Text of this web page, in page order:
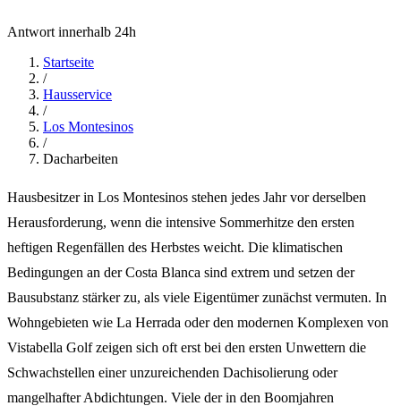
Antwort innerhalb 24h
Startseite
/
Hausservice
/
Los Montesinos
/
Dacharbeiten
Hausbesitzer in Los Montesinos stehen jedes Jahr vor derselben
Herausforderung, wenn die intensive Sommerhitze den ersten
heftigen Regenfällen des Herbstes weicht. Die klimatischen
Bedingungen an der Costa Blanca sind extrem und setzen der
Bausubstanz stärker zu, als viele Eigentümer zunächst vermuten. In
Wohngebieten wie La Herrada oder den modernen Komplexen von
Vistabella Golf zeigen sich oft erst bei den ersten Unwettern die
Schwachstellen einer unzureichenden Dachisolierung oder
mangelhafter Abdichtungen. Viele der in den Boomjahren